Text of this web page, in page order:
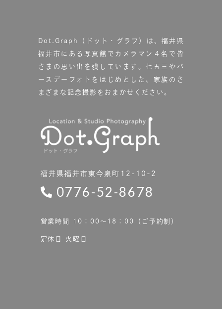
Dot.Graph（ドット・グラフ）は、福井県
福井市にある写真館で カメラマン４名で皆
さまの思い出を残しています。七五三やバ
ースデーフォトをはじめとした、家族のさ
まざまな記念撮影をおまかせください。
福井県福井市東今泉町12-10-2
0776-52-8678
営業時間 10：00〜18：00（ご予約制）
定休日 火曜日